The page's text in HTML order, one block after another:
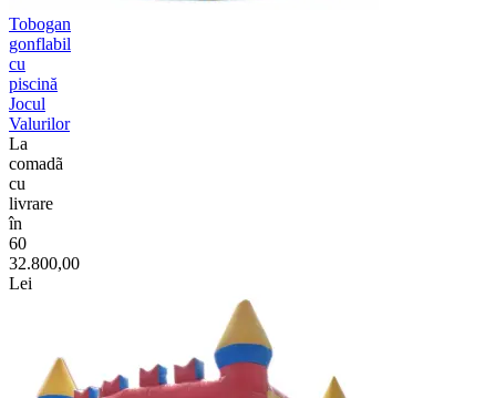
Tobogan
gonflabil
cu
piscină
Jocul
Valurilor
La
comadã
cu
livrare
în
60
32.800,00
Lei